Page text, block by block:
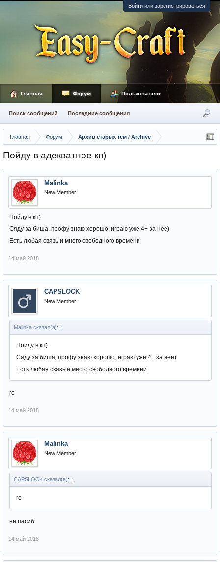
Войти или зарегистрироваться
Главная Форум Архив старых тем / Archive
Пойду в адекватное кп)
Malinka
New Member
Пойду в кп)
Сяду за биша, профу знаю хорошо, играю уже 4+ за нее)
Есть любая связь и много свободного времени
14 май 2018
CAPSLOCK
New Member
Malinka сказал(а): ↑
Пойду в кп)
Сяду за биша, профу знаю хорошо, играю уже 4+ за нее)
Есть любая связь и много свободного времени
го
14 май 2018
Malinka
New Member
CAPSLOCK сказал(а): ↑
го
не пасиб
14 май 2018
Главная Форум
Поиск сообщений Последние сообщения
Пользователи